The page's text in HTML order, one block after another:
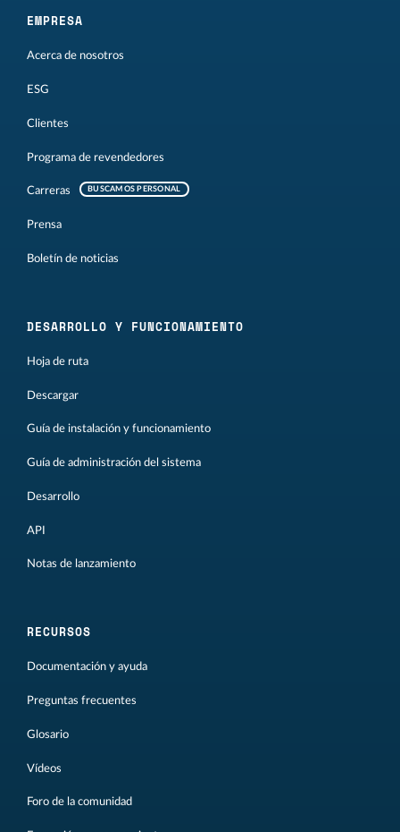
EMPRESA
Acerca de nosotros
ESG
Clientes
Programa de revendedores
Carreras BUSCAMOS PERSONAL
Prensa
Boletín de noticias
DESARROLLO Y FUNCIONAMIENTO
Hoja de ruta
Descargar
Guía de instalación y funcionamiento
Guía de administración del sistema
Desarrollo
API
Notas de lanzamiento
RECURSOS
Documentación y ayuda
Preguntas frecuentes
Glosario
Vídeos
Foro de la comunidad